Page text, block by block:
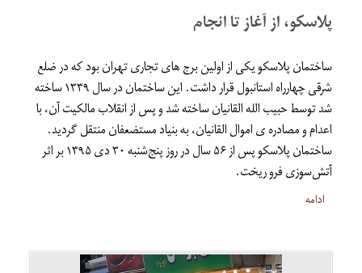
پلاسکو، از آغاز تا انجام
ساختمان پلاسکو یکی از اولین برج های تجاری تهران بود که در ضلع
شرقی چهارراه استانبول قرار داشت. این ساختمان در سال ۱۳۳۹ ساخته
شد توسط حبیب الله القانیان ساخته شد و پس از انقلاب مالکیت آن، با
اعدام و مصادره ی اموال القانیان، به بنیاد مستضعفان منتقل گردید.
ساختمان پلاسکو پس از ۵۶ سال در روز پنج‌شنبه ۳۰ دی ۱۳۹۵ بر اثر
آتش‌سوزی فرو ریخت.
ادامه